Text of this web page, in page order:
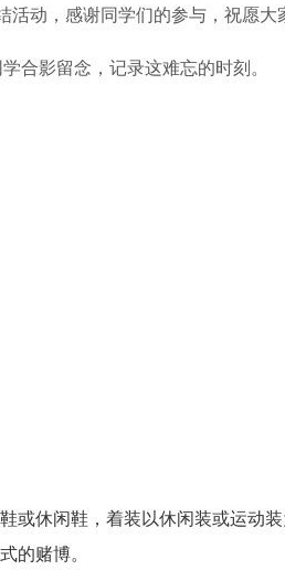
活动，感谢同学们的参与，祝愿大
合影留念，记录这难忘的时刻。
或休闲鞋，着装以休闲装或运动装
的赌博。